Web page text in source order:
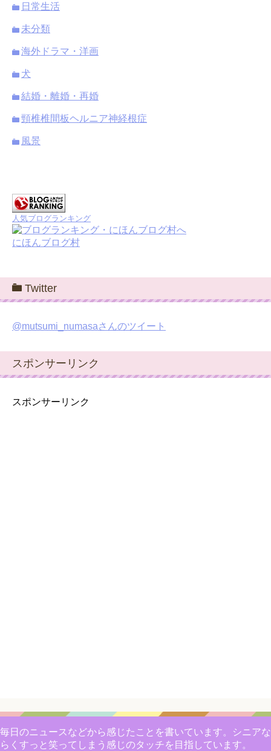
日常生活
未分類
海外ドラマ・洋画
犬
結婚・離婚・再婚
頸椎椎間板ヘルニア神経根症
風景
人気ブログランキング
にほんブログ村
Twitter
@mutsumi_numasaさんのツイート
スポンサーリンク
スポンサーリンク
毎日のニュースなどから感じたことを書いています。シニアな
らくすっと笑ってしまう感じのタッチを目指しています。